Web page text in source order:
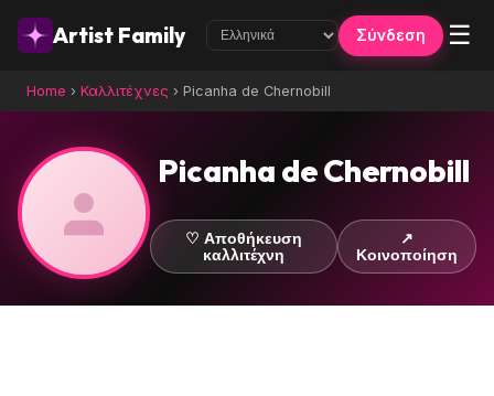
Artist Family Σύνδεση ☰
Home › Καλλιτέχνες › Picanha de Chernobill
Picanha de Chernobill
♡ Αποθήκευση
καλλιτέχνη
↗
Κοινοποίηση